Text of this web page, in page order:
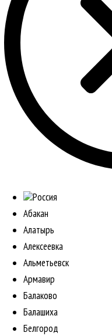
Россия
Абакан
Алатырь
Алексеевка
Альметьевск
Армавир
Балаково
Балашиха
Белгород